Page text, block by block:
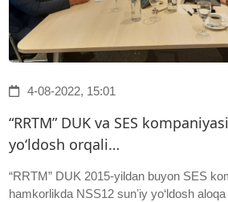
4-08-2022, 15:01
“RRTM” DUK va SES
yo‘ldosh orqali…
“RRTM” DUK 2015-yildan buyon SES
hamkorlikda NSS12 sunʼiy yo‘ldosh